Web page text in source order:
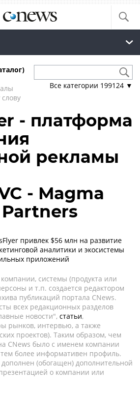
Все категории 199124 ▼
- платформа
рекламы
- Magma
привлек $56 млн на развитие
аналитики и экосистемы
приложений
системы (продукта или
и т.п. создается редактором
публикаций портала CNews.
всех редакционных разделов
новости", статьи,
рынков, интервью, а также
проектов). Таким образом, чем
CNews было с именем компании
тем более информативен профиль.
(обогащен) дополнительной
о компании или